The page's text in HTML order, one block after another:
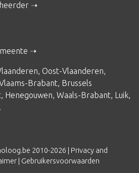
, Oost-Vlaanderen,
Brabant, Brussels
, Henegouwen, Waals-Brabant, Luik,
.
2010-2026 | Privacy and
Gebruikersvoorwaarden